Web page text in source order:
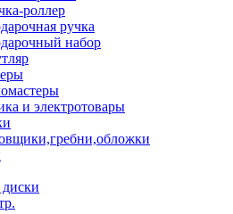
роллер
ручка
набор
и электротовары